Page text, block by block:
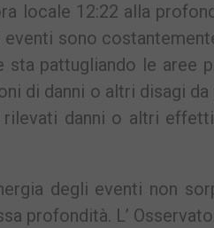
locale 12:22 alla
sono
pattugliando le aree
di danni o altri disagi
danni o altri
degli eventi non
profondità. L’